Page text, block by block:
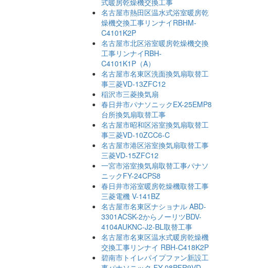
式暖房乾燥機交換工事
名古屋市熱田区温水式浴室暖房乾
燥機交換工事リンナイRBHM-
C4101K2P
名古屋市北区浴室暖房乾燥機交換
工事リンナイRBH-
C4101K1P（A）
名古屋市名東区洗面換気扇取替工
事三菱VD-13ZFC12
稲沢市三菱換気扇
春日井市パナソニックEX-25EMP8
台所換気扇取替工事
名古屋市昭和区浴室換気扇取替工
事三菱VD-10ZCC6-C
名古屋市港区浴室換気扇取替工事
三菱VD-15ZFC12
一宮市浴室換気扇取替工事パナソ
ニックFY-24CPS8
春日井市浴室暖房乾燥機取替工事
三菱電機 V-141BZ
名古屋市名東区ナショナル ABD-
3301ACSK-2からノーリツBDV-
4104AUKNC-J2-BL取替工事
名古屋市名東区温水式暖房乾燥機
交換工事リンナイ RBH-C418K2P
碧南市トイレパイプファン新設工